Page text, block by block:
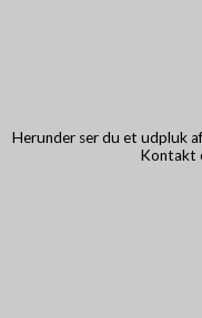
Herunder ser du et udpluk
Kontakt